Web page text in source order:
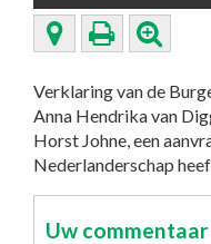
Verklaring van de
Anna Hendrika van
Horst Johne, een
Nederlanderschap
Uw